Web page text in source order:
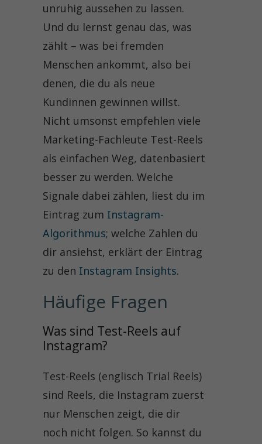
unruhig aussehen zu lassen.
Und du lernst genau das, was
zählt – was bei fremden
Menschen ankommt, also bei
denen, die du als neue
Kundinnen gewinnen willst.
Nicht umsonst empfehlen viele
Marketing-Fachleute Test-Reels
als einfachen Weg, datenbasiert
besser zu werden. Welche
Signale dabei zählen, liest du im
Eintrag zum Instagram-
Algorithmus; welche Zahlen du
dir ansiehst, erklärt der Eintrag
zu den Instagram Insights.
Häufige Fragen
Was sind Test-Reels auf
Instagram?
Test-Reels (englisch Trial Reels)
sind Reels, die Instagram zuerst
nur Menschen zeigt, die dir
noch nicht folgen. So kannst du